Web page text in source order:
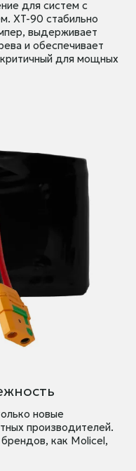
для систем с
XT-90 стабильно
выдерживает
и обеспечивает
критичный для мощных
новые
производителей.
как Molicel,